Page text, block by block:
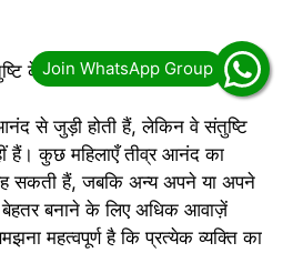
के बीच संबंध
से जुड़ी होती हैं, लेकिन वे संतुष्टि
हैं। कुछ महिलाएँ तीव्र आनंद का
सकती हैं, जबकि अन्य अपने या अपने
बनाने के लिए अधिक आवाज़ें
महत्वपूर्ण है कि प्रत्येक व्यक्ति का